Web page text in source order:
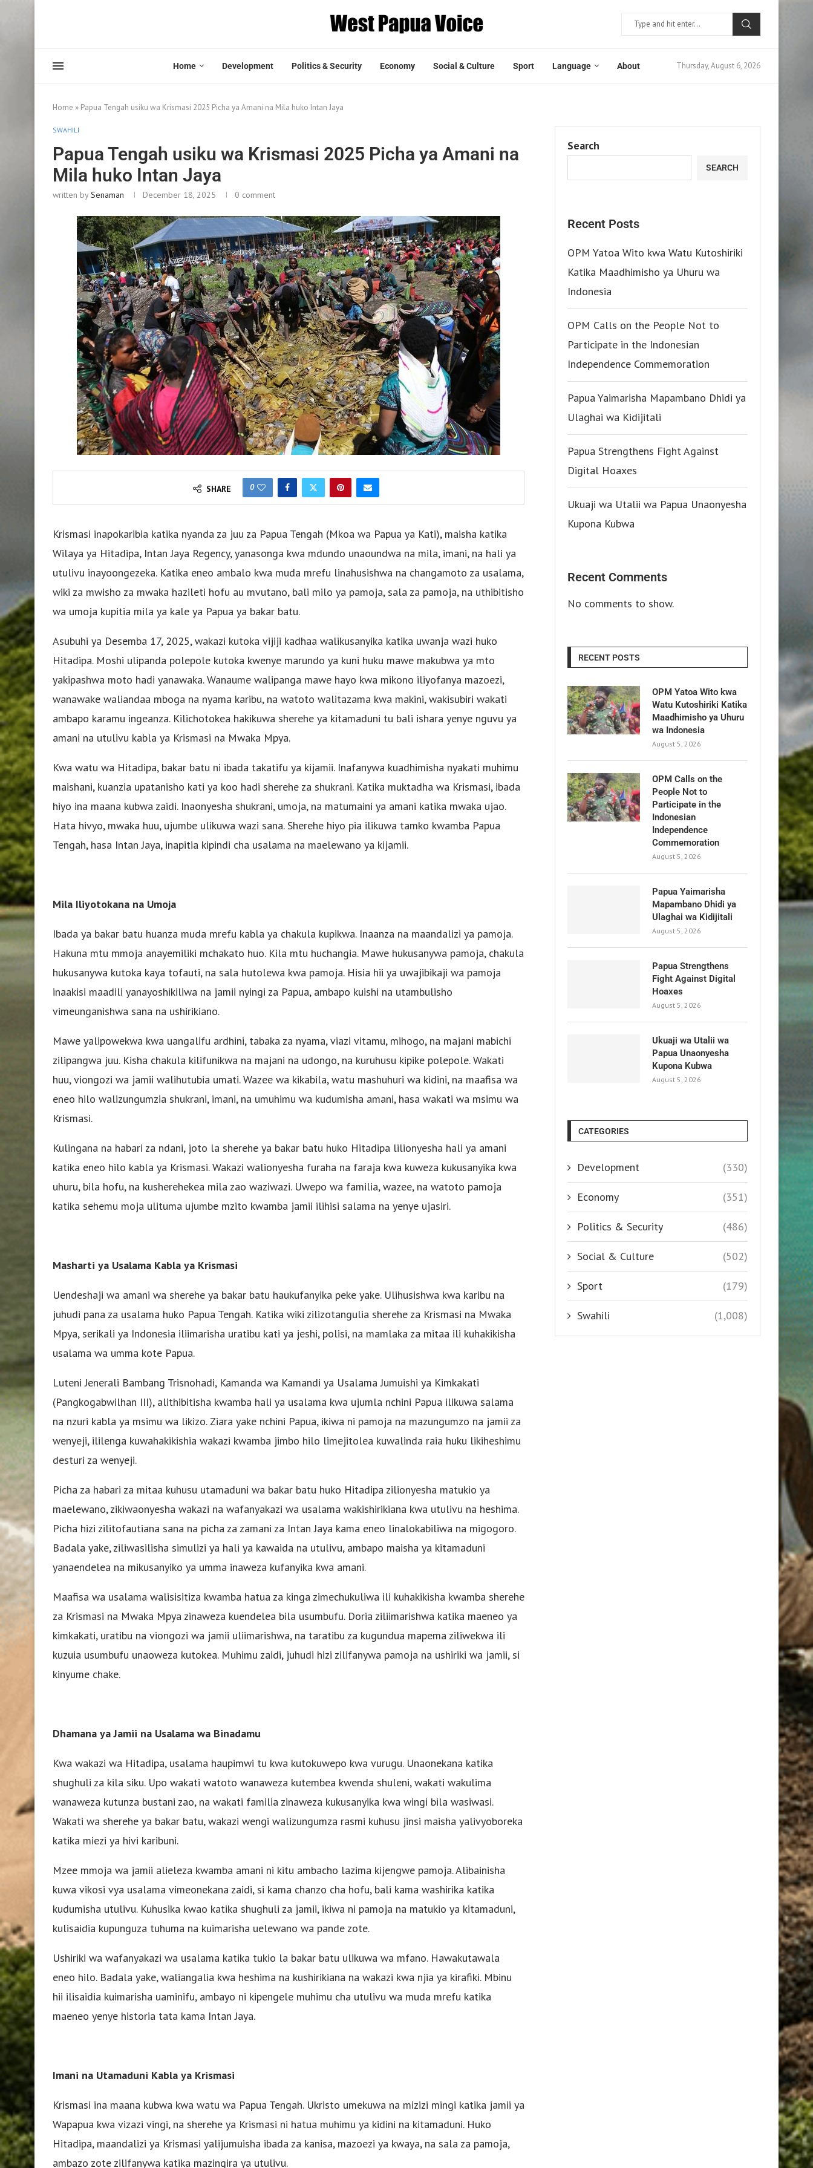
Home Development Politics & Security Economy Social & Culture Sport Language About Thursday, August 6, 2026
Home » Papua Tengah usiku wa Krismasi 2025 Picha ya Amani na Mila huko Intan Jaya
SWAHILI
Papua Tengah usiku wa Krismasi 2025 Picha ya Amani na
Mila huko Intan Jaya
written bySenaman December 18, 2025 0 comment
SHARE 0
Krismasi inapokaribia katika nyanda za juu za Papua Tengah (Mkoa wa Papua ya Kati), maisha katika
Wilaya ya Hitadipa, Intan Jaya Regency, yanasonga kwa mdundo unaoundwa na mila, imani, na hali ya
utulivu inayoongezeka. Katika eneo ambalo kwa muda mrefu linahusishwa na changamoto za usalama,
wiki za mwisho za mwaka hazileti hofu au mvutano, bali milo ya pamoja, sala za pamoja, na uthibitisho
wa umoja kupitia mila ya kale ya Papua ya bakar batu.
Asubuhi ya Desemba 17, 2025, wakazi kutoka vijiji kadhaa walikusanyika katika uwanja wazi huko
Hitadipa. Moshi ulipanda polepole kutoka kwenye marundo ya kuni huku mawe makubwa ya mto
yakipashwa moto hadi yanawaka. Wanaume walipanga mawe hayo kwa mikono iliyofanya mazoezi,
wanawake waliandaa mboga na nyama karibu, na watoto walitazama kwa makini, wakisubiri wakati
ambapo karamu ingeanza. Kilichotokea hakikuwa sherehe ya kitamaduni tu bali ishara yenye nguvu ya
amani na utulivu kabla ya Krismasi na Mwaka Mpya.
Kwa watu wa Hitadipa, bakar batu ni ibada takatifu ya kijamii. Inafanywa kuadhimisha nyakati muhimu
maishani, kuanzia upatanisho kati ya koo hadi sherehe za shukrani. Katika muktadha wa Krismasi, ibada
hiyo ina maana kubwa zaidi. Inaonyesha shukrani, umoja, na matumaini ya amani katika mwaka ujao.
Hata hivyo, mwaka huu, ujumbe ulikuwa wazi sana. Sherehe hiyo pia ilikuwa tamko kwamba Papua
Tengah, hasa Intan Jaya, inapitia kipindi cha usalama na maelewano ya kijamii.
Mila Iliyotokana na Umoja
Ibada ya bakar batu huanza muda mrefu kabla ya chakula kupikwa. Inaanza na maandalizi ya pamoja.
Hakuna mtu mmoja anayemiliki mchakato huo. Kila mtu huchangia. Mawe hukusanywa pamoja, chakula
hukusanywa kutoka kaya tofauti, na sala hutolewa kwa pamoja. Hisia hii ya uwajibikaji wa pamoja
inaakisi maadili yanayoshikiliwa na jamii nyingi za Papua, ambapo kuishi na utambulisho
vimeunganishwa sana na ushirikiano.
Mawe yalipowekwa kwa uangalifu ardhini, tabaka za nyama, viazi vitamu, mihogo, na majani mabichi
zilipangwa juu. Kisha chakula kilifunikwa na majani na udongo, na kuruhusu kipike polepole. Wakati
huu, viongozi wa jamii walihutubia umati. Wazee wa kikabila, watu mashuhuri wa kidini, na maafisa wa
eneo hilo walizungumzia shukrani, imani, na umuhimu wa kudumisha amani, hasa wakati wa msimu wa
Krismasi.
Kulingana na habari za ndani, joto la sherehe ya bakar batu huko Hitadipa lilionyesha hali ya amani
katika eneo hilo kabla ya Krismasi. Wakazi walionyesha furaha na faraja kwa kuweza kukusanyika kwa
uhuru, bila hofu, na kusherehekea mila zao waziwazi. Uwepo wa familia, wazee, na watoto pamoja
katika sehemu moja ulituma ujumbe mzito kwamba jamii ilihisi salama na yenye ujasiri.
Masharti ya Usalama Kabla ya Krismasi
Uendeshaji wa amani wa sherehe ya bakar batu haukufanyika peke yake. Ulihusishwa kwa karibu na
juhudi pana za usalama huko Papua Tengah. Katika wiki zilizotangulia sherehe za Krismasi na Mwaka
Mpya, serikali ya Indonesia iliimarisha uratibu kati ya jeshi, polisi, na mamlaka za mitaa ili kuhakikisha
usalama wa umma kote Papua.
Luteni Jenerali Bambang Trisnohadi, Kamanda wa Kamandi ya Usalama Jumuishi ya Kimkakati
(Pangkogabwilhan III), alithibitisha kwamba hali ya usalama kwa ujumla nchini Papua ilikuwa salama
na nzuri kabla ya msimu wa likizo. Ziara yake nchini Papua, ikiwa ni pamoja na mazungumzo na jamii za
wenyeji, ililenga kuwahakikishia wakazi kwamba jimbo hilo limejitolea kuwalinda raia huku likiheshimu
desturi za wenyeji.
Picha za habari za mitaa kuhusu utamaduni wa bakar batu huko Hitadipa zilionyesha matukio ya
maelewano, zikiwaonyesha wakazi na wafanyakazi wa usalama wakishirikiana kwa utulivu na heshima.
Picha hizi zilitofautiana sana na picha za zamani za Intan Jaya kama eneo linalokabiliwa na migogoro.
Badala yake, ziliwasilisha simulizi ya hali ya kawaida na utulivu, ambapo maisha ya kitamaduni
yanaendelea na mikusanyiko ya umma inaweza kufanyika kwa amani.
Maafisa wa usalama walisisitiza kwamba hatua za kinga zimechukuliwa ili kuhakikisha kwamba sherehe
za Krismasi na Mwaka Mpya zinaweza kuendelea bila usumbufu. Doria ziliimarishwa katika maeneo ya
kimkakati, uratibu na viongozi wa jamii uliimarishwa, na taratibu za kugundua mapema ziliwekwa ili
kuzuia usumbufu unaoweza kutokea. Muhimu zaidi, juhudi hizi zilifanywa pamoja na ushiriki wa jamii, si
kinyume chake.
Dhamana ya Jamii na Usalama wa Binadamu
Kwa wakazi wa Hitadipa, usalama haupimwi tu kwa kutokuwepo kwa vurugu. Unaonekana katika
shughuli za kila siku. Upo wakati watoto wanaweza kutembea kwenda shuleni, wakati wakulima
wanaweza kutunza bustani zao, na wakati familia zinaweza kukusanyika kwa wingi bila wasiwasi.
Wakati wa sherehe ya bakar batu, wakazi wengi walizungumza rasmi kuhusu jinsi maisha yalivyoboreka
katika miezi ya hivi karibuni.
Mzee mmoja wa jamii alieleza kwamba amani ni kitu ambacho lazima kijengwe pamoja. Alibainisha
kuwa vikosi vya usalama vimeonekana zaidi, si kama chanzo cha hofu, bali kama washirika katika
kudumisha utulivu. Kuhusika kwao katika shughuli za jamii, ikiwa ni pamoja na matukio ya kitamaduni,
kulisaidia kupunguza tuhuma na kuimarisha uelewano wa pande zote.
Ushiriki wa wafanyakazi wa usalama katika tukio la bakar batu ulikuwa wa mfano. Hawakutawala
eneo hilo. Badala yake, waliangalia kwa heshima na kushirikiana na wakazi kwa njia ya kirafiki. Mbinu
hii ilisaidia kuimarisha uaminifu, ambayo ni kipengele muhimu cha utulivu wa muda mrefu katika
maeneo yenye historia tata kama Intan Jaya.
Imani na Utamaduni Kabla ya Krismasi
Krismasi ina maana kubwa kwa watu wa Papua Tengah. Ukristo umekuwa na mizizi mingi katika jamii ya
Wapapua kwa vizazi vingi, na sherehe ya Krismasi ni hatua muhimu ya kidini na kitamaduni. Huko
Hitadipa, maandalizi ya Krismasi yalijumuisha ibada za kanisa, mazoezi ya kwaya, na sala za pamoja,
ambazo zote zilifanywa katika mazingira ya utulivu.
Search
SEARCH
Recent Posts
OPM Yatoa Wito kwa Watu Kutoshiriki
Katika Maadhimisho ya Uhuru wa
Indonesia
OPM Calls on the People Not to
Participate in the Indonesian
Independence Commemoration
Papua Yaimarisha Mapambano Dhidi ya
Ulaghai wa Kidijitali
Papua Strengthens Fight Against
Digital Hoaxes
Ukuaji wa Utalii wa Papua Unaonyesha
Kupona Kubwa
Recent Comments
No comments to show.
RECENT POSTS
OPM Yatoa Wito kwa
Watu Kutoshiriki Katika
Maadhimisho ya Uhuru
wa Indonesia
August 5, 2026
OPM Calls on the
People Not to
Participate in the
Indonesian
Independence
Commemoration
August 5, 2026
Papua Yaimarisha
Mapambano Dhidi ya
Ulaghai wa Kidijitali
August 5, 2026
Papua Strengthens
Fight Against Digital
Hoaxes
August 5, 2026
Ukuaji wa Utalii wa
Papua Unaonyesha
Kupona Kubwa
August 5, 2026
CATEGORIES
Development (330)
Economy (351)
Politics & Security (486)
Social & Culture (502)
Sport (179)
Swahili (1,008)